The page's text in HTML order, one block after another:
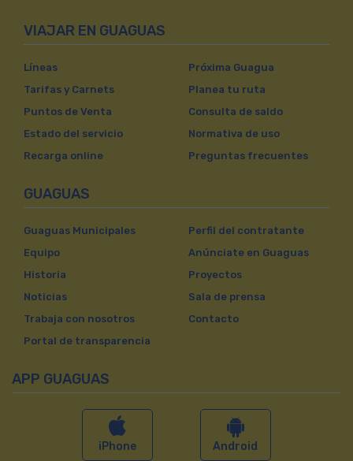
VIAJAR EN GUAGUAS
Líneas
Tarifas y Carnets
Puntos de Venta
Estado del servicio
Recarga online
Próxima Guagua
Planea tu ruta
Consulta de saldo
Normativa de uso
Preguntas frecuentes
GUAGUAS
Guaguas Municipales
Equipo
Historia
Noticias
Trabaja con nosotros
Portal de transparencia
Perfil del contratante
Anúnciate en Guaguas
Proyectos
Sala de prensa
Contacto
APP GUAGUAS
iPhone Android